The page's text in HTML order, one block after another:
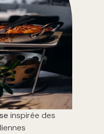
inspirée des